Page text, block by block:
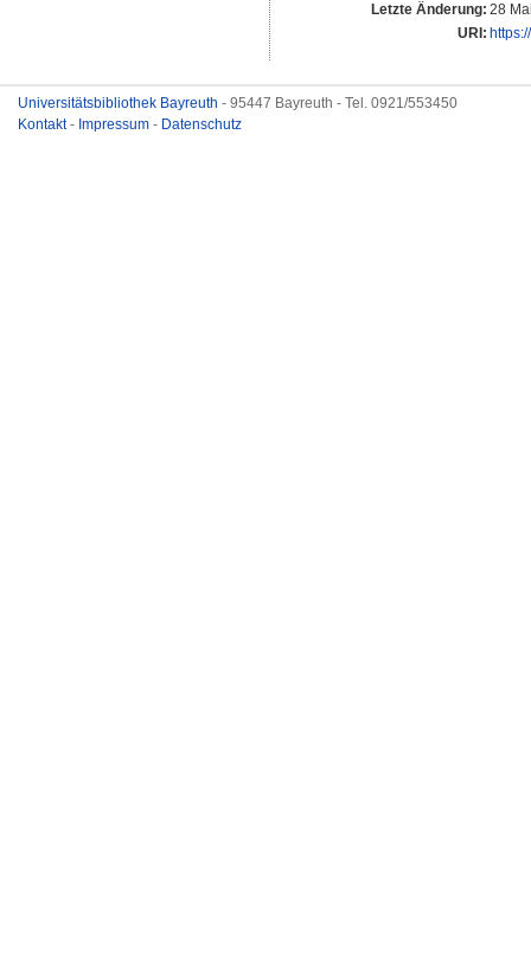
Letzte Änderung: 28
URI:
Universitätsbibliothek Bayreuth - 95447 Bayreuth - Tel. 0921/553450
Kontakt- Impressum - Datenschutz